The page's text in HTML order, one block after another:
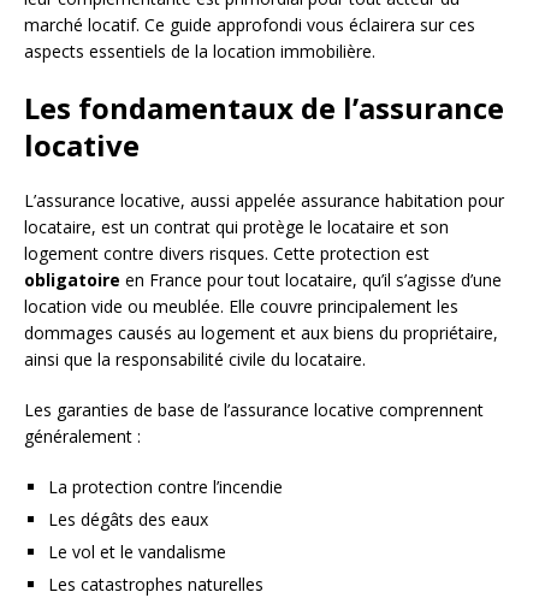
marché locatif. Ce guide approfondi vous éclairera sur ces
aspects essentiels de la location immobilière.
Les fondamentaux de l’assurance
locative
L’assurance locative, aussi appelée assurance habitation pour
locataire, est un contrat qui protège le locataire et son
logement contre divers risques. Cette protection est
obligatoire en France pour tout locataire, qu’il s’agisse d’une
location vide ou meublée. Elle couvre principalement les
dommages causés au logement et aux biens du propriétaire,
ainsi que la responsabilité civile du locataire.
Les garanties de base de l’assurance locative comprennent
généralement :
La protection contre l’incendie
Les dégâts des eaux
Le vol et le vandalisme
Les catastrophes naturelles